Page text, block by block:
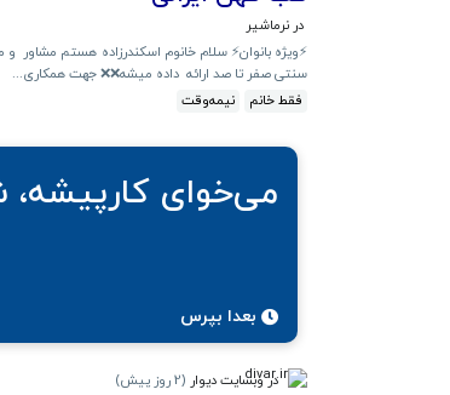
در نرماشیر
سنتی صفر تا صد ارائه داده میشه❌️❌️ جهت همکاری...
فقط خانم
نیمه‌وقت
می‌خوای کارپیشه،
بعدا بپرس
در وبسایت دیوار (2 روز پیش )